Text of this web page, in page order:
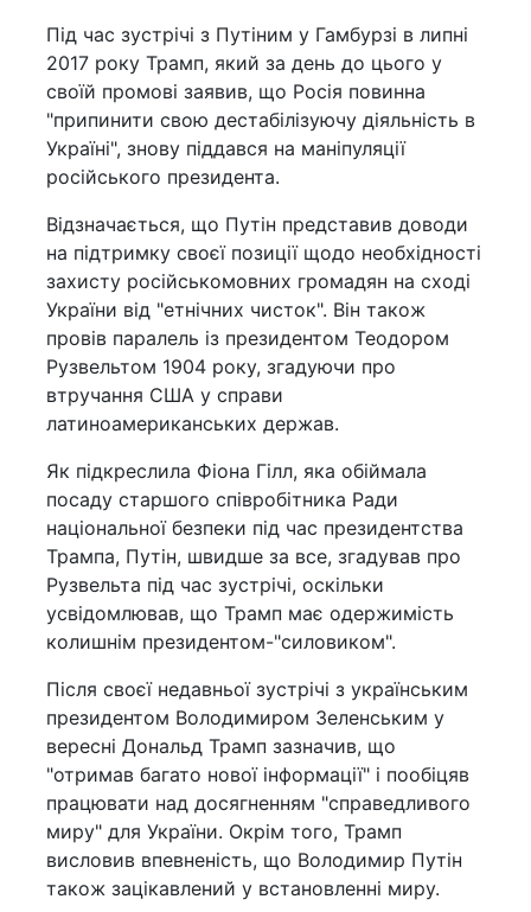
Під час зустрічі з Путіним у Гамбурзі в липні
2017 року Трамп, який за день до цього у
своїй промові заявив, що Росія повинна
"припинити свою дестабілізуючу діяльність в
Україні", знову піддався на маніпуляції
російського президента.
Відзначається, що Путін представив доводи
на підтримку своєї позиції щодо необхідності
захисту російськомовних громадян на сході
України від "етнічних чисток". Він також
провів паралель із президентом Теодором
Рузвельтом 1904 року, згадуючи про
втручання США у справи
латиноамериканських держав.
Як підкреслила Фіона Гілл, яка обіймала
посаду старшого співробітника Ради
національної безпеки під час президентства
Трампа, Путін, швидше за все, згадував про
Рузвельта під час зустрічі, оскільки
усвідомлював, що Трамп має одержимість
колишнім президентом-"силовиком".
Після своєї недавньої зустрічі з українським
президентом Володимиром Зеленським у
вересні Дональд Трамп зазначив, що
"отримав багато нової інформації" і пообіцяв
працювати над досягненням "справедливого
миру" для України. Окрім того, Трамп
висловив впевненість, що Володимир Путін
також зацікавлений у встановленні миру.